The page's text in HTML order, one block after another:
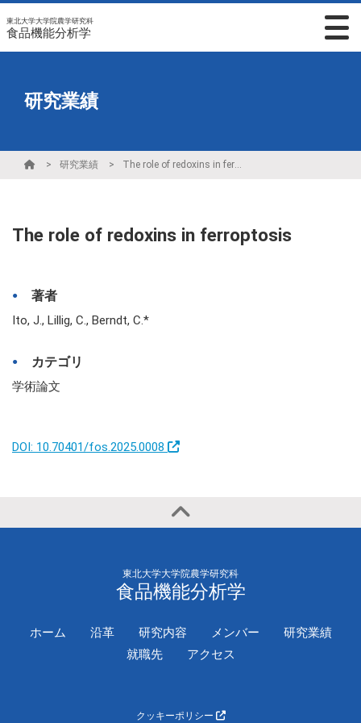
東北大学大学院農学研究科
食品機能分析学
研究業績
研究業績 The role of redoxins in ferroptosis
The role of redoxins in ferroptosis
著者
Ito, J., Lillig, C., Berndt, C.*
カテゴリ
学術論文
DOI: 10.70401/fos.2025.0008
東北大学大学院農学研究科
食品機能分析学
ホーム 沿革 研究内容 メンバー
研究業績
就職先
アクセス
クッキーポリシー